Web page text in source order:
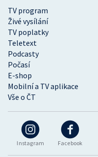
Instagram Facebook
TV program
Živé vysílání
TV poplatky
Teletext
Podcasty
Počasí
E-shop
Mobilní a TV aplikace
Vše o ČT